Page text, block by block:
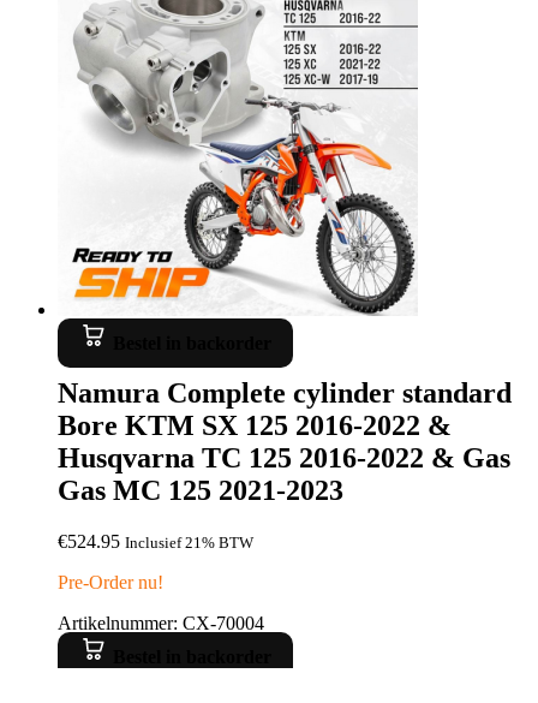
Namura Complete cylinder standard
Bore KTM SX 125 2016-2022 &
Husqvarna TC 125 2016-2022 & Gas
Gas MC 125 2021-2023
€524.95 Inclusief 21% BTW
Pre-Order nu!
Artikelnummer: CX-70004